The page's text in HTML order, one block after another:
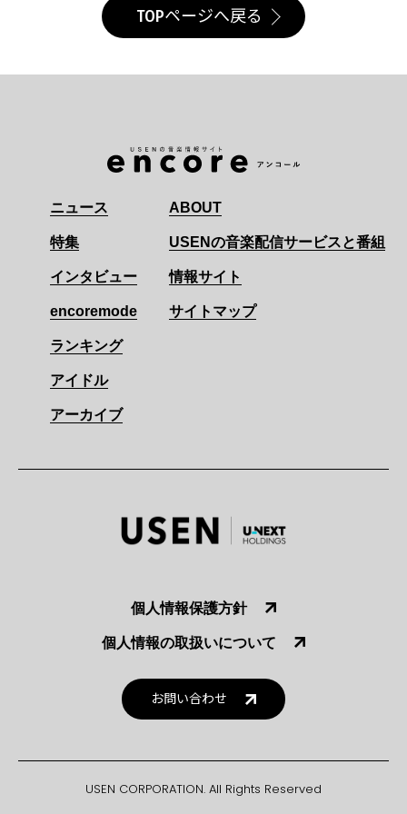
TOPページへ戻る
ニュース
特集
インタビュー
encoremode
ランキング
アイドル
アーカイブ
ABOUT
USENの音楽配信サービスと番組
情報サイト
サイトマップ
個人情報保護方針
個人情報の取扱いについて
お問い合わせ
USEN CORPORATION. All Rights Reserved